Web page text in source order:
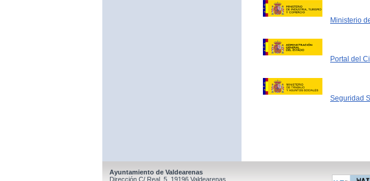
Ministerio
Portal del
Seguridad
Ayuntamiento de Valdearenas
Dirección C/ Real, 5, 19196 Valdearenas